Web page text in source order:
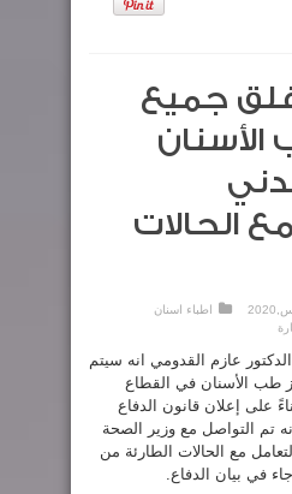
جميع
الحالات
اطباء اسنان
عازم القدومي انه سيتم
طب الأسنان في القطاع
على إعلان قانون الدفاع
تم التواصل مع وزير الصحة
مع الحالات الطارئة من
في بيان الدفاع.